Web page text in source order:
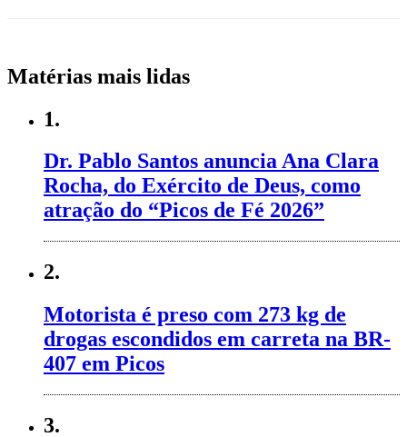
Matérias mais lidas
1.
Dr. Pablo Santos anuncia Ana Clara
Rocha, do Exército de Deus, como
atração do “Picos de Fé 2026”
2.
Motorista é preso com 273 kg de
drogas escondidos em carreta na BR-
407 em Picos
3.